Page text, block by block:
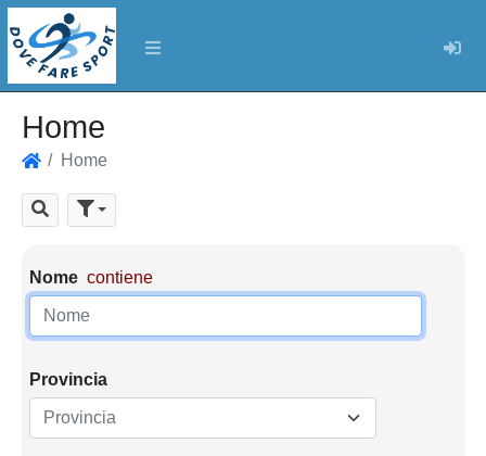
Home
Home
CercaParametri di ricerca
Nome contiene
Provincia
Provincia